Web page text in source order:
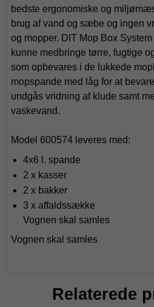
bedste ergonomiske og
brug af vand og sæbe og ingen
og mopper. DIT Mop Box
kunne medbringe tørre, fugtige
som opbevares i de lukkede
mopspande med låg for at
undgås vridning af klude samt
vaskevand.
Model 600574 leveres med:
4x6 l. spande
2 x kasser
2 x bakker
3 x affaldssække
Vognen skal samles
Vognen skal samles
Relaterede